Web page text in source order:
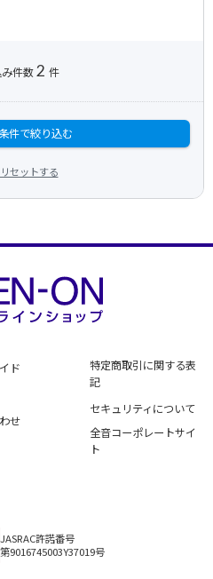
件数 2 件
件で絞り込む
セットする
ド
せ
特定商取引に関する表
記
セキュリティについて
全音コーポレートサイ
ト
JASRAC許諾番号
第9016745003Y37019号